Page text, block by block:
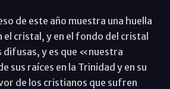
de este año muestra una huella
el cristal, y en el fondo del cristal
difusas, y es que «nuestra
sus raíces en la Trinidad y en su
de los cristianos que sufren